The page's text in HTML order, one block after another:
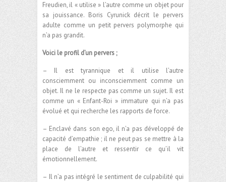
Freudien, il « utilise » l’autre comme un objet pour
sa jouissance. Boris Cyrunick décrit le pervers
adulte comme un petit pervers polymorphe qui
n’a pas grandit.
Voici le profil d’un pervers ;
– Il est tyrannique et il utilise l’autre
consciemment ou inconsciemment comme un
objet. Il ne le respecte pas comme un sujet. Il est
comme un « Enfant-Roi » immature qui n’a pas
évolué et qui recherche les rapports de force.
– Enclavé dans son ego, il n’a pas développé de
capacité d’empathie ; il ne peut pas se mettre à la
place de l’autre et ressentir ce qu’il vit
émotionnellement.
– Il n’a pas intégré le sentiment de culpabilité qui